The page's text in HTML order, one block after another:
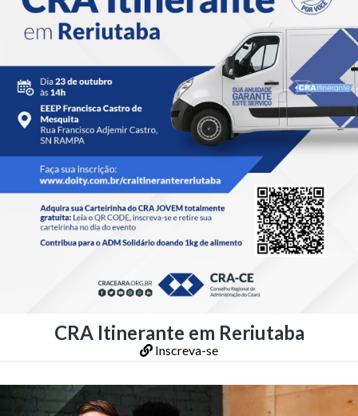
CRA Itinerante em Reriutaba
Inscreva-se